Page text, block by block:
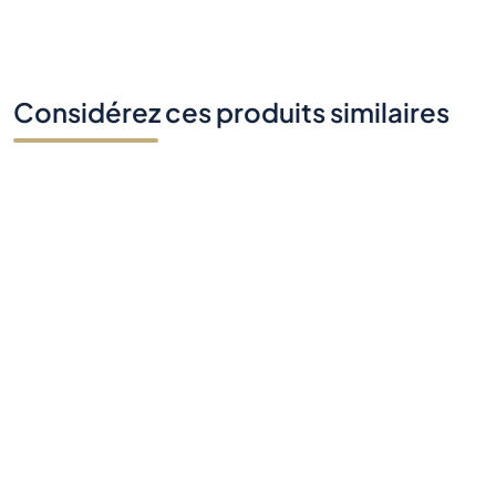
Considérez ces produits similaires